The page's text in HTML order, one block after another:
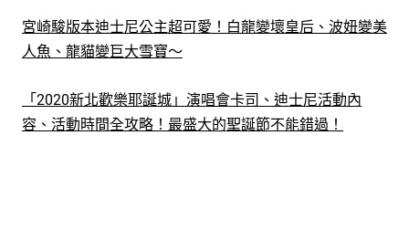
宮崎駿版本迪士尼公主超可愛！白龍變壞皇后、波妞變美
人魚、龍貓變巨大雪寶～
「2020新北歡樂耶誕城」演唱會卡司、迪士尼活動內
容、活動時間全攻略！最盛大的聖誕節不能錯過！